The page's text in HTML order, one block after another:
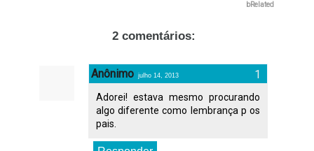
bRelated
2 comentários:
Anônimo julho 14, 2013
Adorei! estava mesmo procurando
algo diferente como lembrança p os
pais.